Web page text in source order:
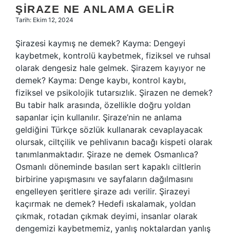
ŞIRAZE NE ANLAMA GELIR
Tarih: Ekim 12, 2024
Şirazesi kaymış ne demek? Kayma: Dengeyi
kaybetmek, kontrolü kaybetmek, fiziksel ve ruhsal
olarak dengesiz hale gelmek. Şirazem kayıyor ne
demek? Kayma: Denge kaybı, kontrol kaybı,
fiziksel ve psikolojik tutarsızlık. Şirazen ne demek?
Bu tabir halk arasında, özellikle doğru yoldan
sapanlar için kullanılır. Şiraze’nin ne anlama
geldiğini Türkçe sözlük kullanarak cevaplayacak
olursak, ciltçilik ve pehlivanın bacağı kispeti olarak
tanımlanmaktadır. Şiraze ne demek Osmanlıca?
Osmanlı döneminde basılan sert kapaklı ciltlerin
birbirine yapışmasını ve sayfaların dağılmasını
engelleyen şeritlere şiraze adı verilir. Şirazeyi
kaçırmak ne demek? Hedefi ıskalamak, yoldan
çıkmak, rotadan çıkmak deyimi, insanlar olarak
dengemizi kaybetmemiz, yanlış noktalardan yanlış